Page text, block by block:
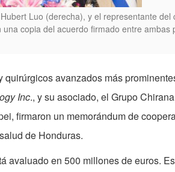
Luo (derecha), y el representante del
copia del acuerdo firmado entre ambas
avanzados más
Inc., y su asociado, el Grupo
firmaron un memorándum de
de Honduras.
avaluado en 500 millones de euros.